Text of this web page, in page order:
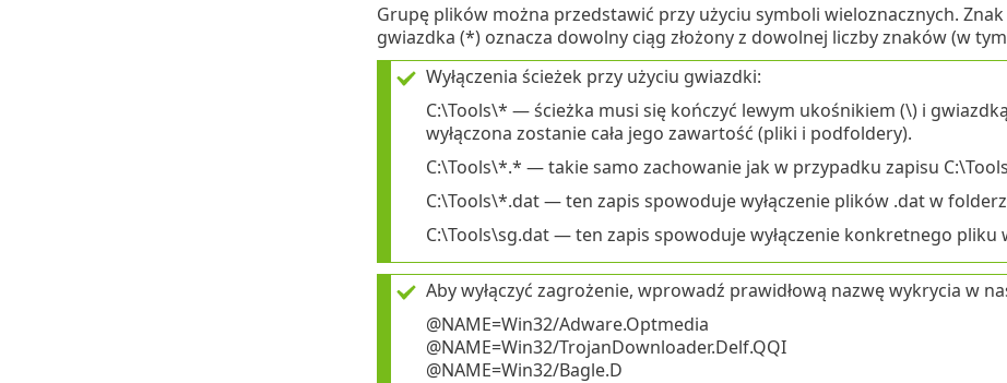
Grupę plików można przedstawić przy użyciu symboli wieloznacznych.
gwiazdka (*) oznacza dowolny ciąg złożony z dowolnej liczby znaków (w
Wyłączenia ścieżek przy użyciu gwiazdki:
C:\Tools\* — ścieżka musi się kończyć lewym ukośnikiem (\) i
wyłączona zostanie cała jego zawartość (pliki i podfoldery).
C:\Tools\*.* — takie samo zachowanie jak w przypadku zapisu
C:\Tools\*.dat — ten zapis spowoduje wyłączenie plików .dat w
C:\Tools\sg.dat — ten zapis spowoduje wyłączenie konkretnego pliku
Aby wyłączyć zagrożenie, wprowadź prawidłową nazwę wykrycia w
@NAME=Win32/Adware.Optmedia
@NAME=Win32/TrojanDownloader.Delf.QQI
@NAME=Win32/Bagle.D